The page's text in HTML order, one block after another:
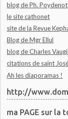
blog de Ph. Poydenot
le site cathonet
site de la Revue
Blog de Mgr Ellul
blog de Charles
citations de saint
Ah les diaporamas !
http://
ma PAGE sur la